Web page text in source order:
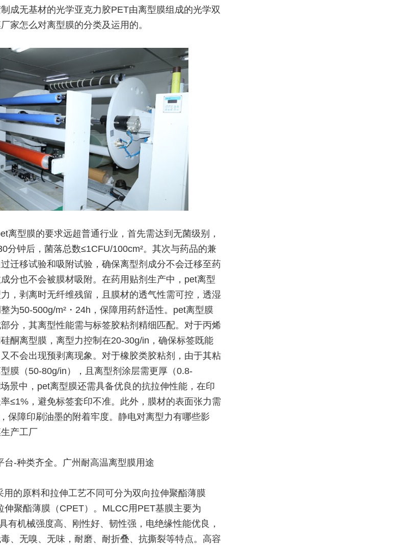
成无基材的光学亚克力胶PET由离型膜组成的光学双
家怎么对离型膜的分类及运用的。
离型膜的要求远超普通行业，首先需达到无菌级别，
分钟后，菌落总数≤1CFU/100cm²。其次与药品的兼
迁移试验和吸附试验，确保离型剂成分不会迁移至药
分也不会被膜材吸附。在药用贴剂生产中，pet离型
，剥离时无纤维残留，且膜材的透气性需可控，透湿
为50-500g/m²・24h，保障用药舒适性。pet离型膜
分，其离型性能需与标签胶粘剂精细匹配。对于丙烯
酮离型膜，离型力控制在20-30g/in，确保标签既能
不会出现预剥离现象。对于橡胶类胶粘剂，由于其粘
膜（50-80g/in），且离型剂涂层需更厚（0.8-
景中，pet离型膜还需具备优良的抗拉伸性能，在印
≤1%，避免标签套印不准。此外，膜材的表面张力需
保障印刷油墨的附着牢度。静电对离型力有哪些影
产工厂
台-种类齐全。广州耐高温离型膜用途
用的原料和拉伸工艺不同可分为双向拉伸聚酯薄膜
伸聚酯薄膜（CPET）。MLCC用PET基膜主要为
有机械强度高、刚性好、韧性强，电绝缘性能优良，
、无嗅、无味，耐磨、耐折叠、抗撕裂等特点。高容